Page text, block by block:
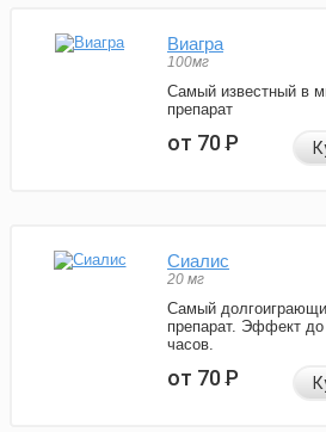
Виагра
100мг
Самый известный в
препарат
от 70Р
Сиалис
20 мг
Самый
препарат. Эффект до
часов.
от 70Р